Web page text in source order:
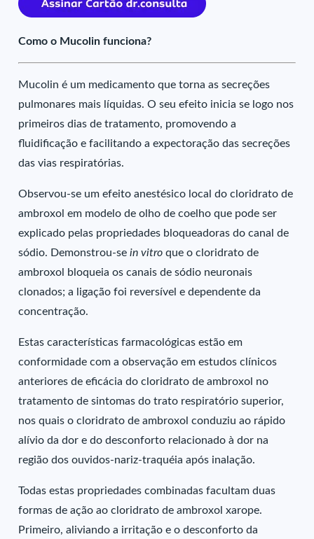
Como o Mucolin funciona?
Mucolin é um medicamento que torna as secreções
pulmonares mais líquidas. O seu efeito inicia se logo nos
primeiros dias de tratamento, promovendo a
fluidificação e facilitando a expectoração das secreções
das vias respiratórias.
Observou-se um efeito anestésico local do cloridrato de
ambroxol em modelo de olho de coelho que pode ser
explicado pelas propriedades bloqueadoras do canal de
sódio. Demonstrou-sein vitro que o cloridrato de
ambroxol bloqueia os canais de sódio neuronais
clonados; a ligação foi reversível e dependente da
concentração.
Estas características farmacológicas estão em
conformidade com a observação em estudos clínicos
anteriores de eficácia do cloridrato de ambroxol no
tratamento de sintomas do trato respiratório superior,
nos quais o cloridrato de ambroxol conduziu ao rápido
alívio da dor e do desconforto relacionado à dor na
região dos ouvidos-nariz-traquéia após inalação.
Todas estas propriedades combinadas facultam duas
formas de ação ao cloridrato de ambroxol xarope.
Primeiro, aliviando a irritação e o desconforto da